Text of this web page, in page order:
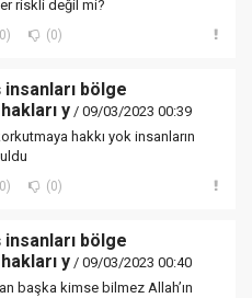
riskli değil mi?
(0)
bölge
y / 09/03/2023 00:39
hakkı yok insanların
(0)
bölge
y / 09/03/2023 00:40
başka kimse bilmez Allah’ın